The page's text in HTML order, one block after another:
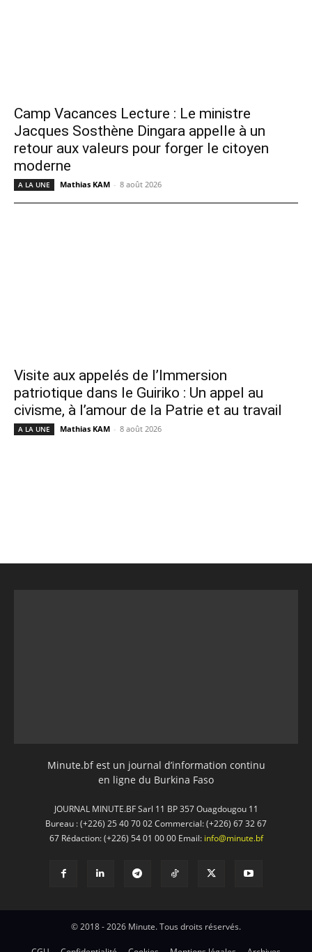
Camp Vacances Lecture : Le ministre
Jacques Sosthène Dingara appelle à un
retour aux valeurs pour forger le citoyen
moderne
A LA UNE Mathias KAM - 8 août 2026
Visite aux appelés de l’Immersion
patriotique dans le Guiriko : Un appel au
civisme, à l’amour de la Patrie et au travail
A LA UNE Mathias KAM - 8 août 2026
Minute.bf est un journal d’information continu
en ligne du Burkina Faso
JOURNAL MINUTE.BF Sarl 11 BP 357 Ouagdougou 11
Bureau : (+226) 25 40 70 02 Commercial: (+226) 67 32 67
67 Rédaction: (+226) 54 01 00 00 Email: info@minute.bf
© 2018 - 2026 Minute. Tous droits réservés.